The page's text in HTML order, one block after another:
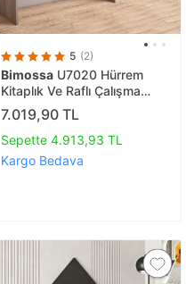
5 (2)
Bimossa U7020 Hürrem
Kitaplık Ve Raflı Çalışma
Masası Ceviz/beyaz
7.019,90 TL
Sepette 4.913,93 TL
Kargo Bedava